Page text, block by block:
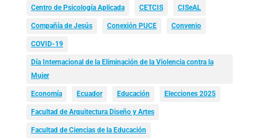
Centro de Psicología Aplicada CETCIS CISeAL
Compañía de Jesús Conexión PUCE Convenio
COVID-19
Día Internacional de la Eliminación de la Violencia contra la
Mujer
Economía Ecuador Educación Elecciones 2025
Facultad de Arquitectura Diseño y Artes
Facultad de Ciencias de la Educación